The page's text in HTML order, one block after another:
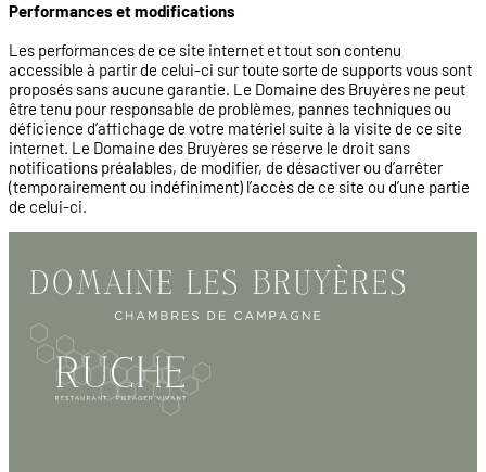
Performances et modifications
Les performances de ce site internet et tout son contenu
accessible à partir de celui-ci sur toute sorte de supports vous sont
proposés sans aucune garantie. Le Domaine des Bruyères ne peut
être tenu pour responsable de problèmes, pannes techniques ou
déficience d’affichage de votre matériel suite à la visite de ce site
internet. Le Domaine des Bruyères se réserve le droit sans
notifications préalables, de modifier, de désactiver ou d’arrêter
(temporairement ou indéfiniment) l’accès de ce site ou d’une partie
de celui-ci.